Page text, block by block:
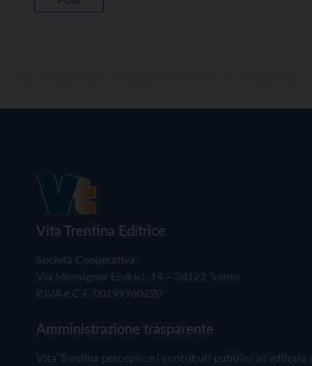
Vita Trentina Editrice
Società Cooperativa
Via Monsignor Endrici, 14 – 38122 Trento
P.IVA e C.F. 00199960220
Amministrazione trasparente
Vita Trentina percepisce i contributi pubblici all'editoria